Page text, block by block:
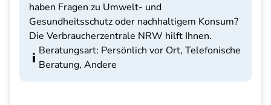
haben Fragen zu Umwelt- und
Gesundheitsschutz oder nachhaltigem Konsum?
Die Verbraucherzentrale NRW hilft Ihnen.
Beratungsart: Persönlich vor Ort, Telefonische
Beratung, Andere